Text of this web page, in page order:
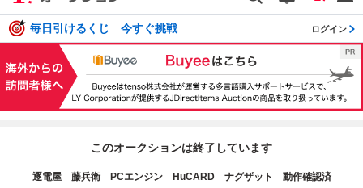
毎日引けるくじ 今すぐ挑戦 ログイン
このオークションは終了しています
逐電屋 藤兵衛 PCエンジン HuCARD ナグザット 動作確認済